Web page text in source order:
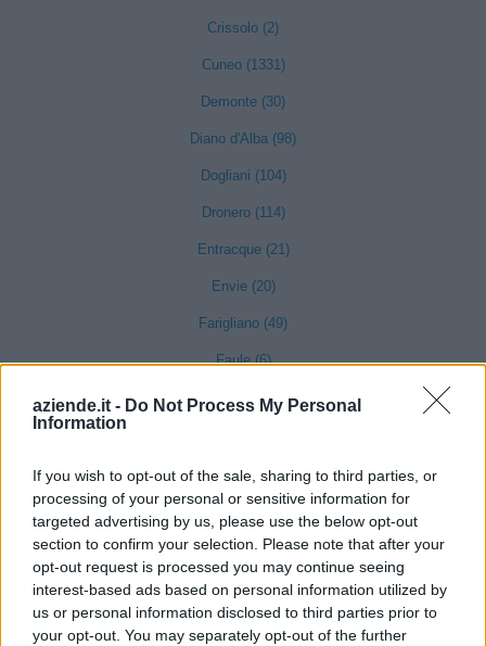
aziende.it - Do Not Process My Personal
Information
If you wish to opt-out of the sale, sharing to third parties, or
processing of your personal or sensitive information for
targeted advertising by us, please use the below opt-out
section to confirm your selection. Please note that after your
opt-out request is processed you may continue seeing
interest-based ads based on personal information utilized by
us or personal information disclosed to third parties prior to
your opt-out. You may separately opt-out of the further
Crissolo (2)
Cuneo (1331)
Demonte (30)
Diano d'Alba (98)
Dogliani (104)
Dronero (114)
Entracque (21)
Envie (20)
Farigliano (49)
Faule (6)
Feisoglio (9)
Frabosa Soprana (8)
Frabosa Sottana (37)
Frassino (9)
Gambasca (1)